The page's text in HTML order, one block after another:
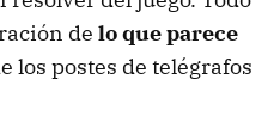
de lo que parece
los postes de telégrafos